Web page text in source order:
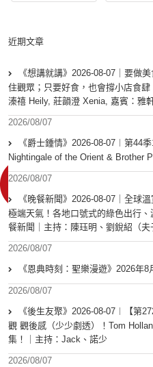
近期文章
《想講就講》2026-08-07｜要做
住觀眾；只要好食，也會撐小店食
溱禧 Heily, 莊韻澄 Xenia, 嘉賓：雅
2026/08/07
《爵士鍾情》2026-08-07︱第44
Nightingale of the Orient & Brother
2026/08/07
《晚餐新聞》2026-08-07｜全球
極端天氣！各地口號式的綠色出行
餐新聞｜主持：陳珏明、劉銳紹（夫
2026/08/07
《恩典時刻：聖樂漫遊》2026年
2026/08/07
《後生友聚》2026-08-07︱【第
觀 觀後感（少少劇透）！Tom
集！｜主持：Jack、諾少
2026/08/07